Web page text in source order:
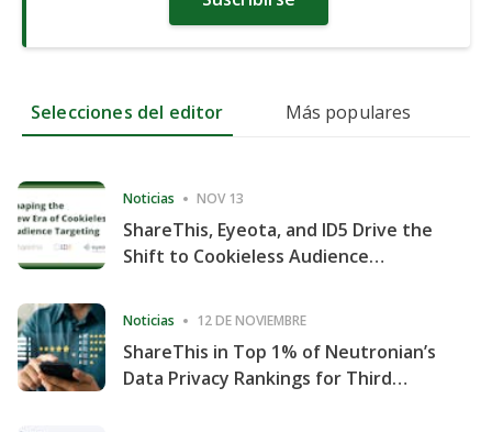
Selecciones del editor Más populares
Noticias NOV 13
ShareThis, Eyeota, and ID5 Drive the
Shift to Cookieless Audience
Noticias 12 DE NOVIEMBRE
ShareThis in Top 1% of Neutronian’s
Data Privacy Rankings for Third